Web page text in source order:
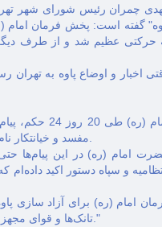
چمران رئيس شورای شهر
گفته است: پخش فرمان امام
حركتی عظيم شد و از طرف ديگر
اخبار و اوضاع پاوه به
امام (ره)
امام (ره) در این پیام‌ها حتی
و سپاه دستور اکید
امام (ره) برای آزاد سازی
تانک‌ها و قوای مجهز تا 24 ساعت دیگر حرکت به سوی پاوه نشود، من همه را مسئول می‌دانم."